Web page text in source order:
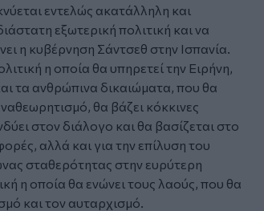
εντελώς ακατάλληλη και
εξωτερική πολιτική και να
η κυβέρνηση Σάντσεθ στην Ισπανία.
η οποία θα υπηρετεί την Ειρήνη,
τα ανθρώπινα δικαιώματα, που θα
θα βάζει κόκκινες
στον διάλογο και θα βασίζεται στο
αλλά και για την επίλυση του
σταθερότητας στην ευρύτερη
η οποία θα ενώνει τους λαούς, που θα
και τον αυταρχισμό.